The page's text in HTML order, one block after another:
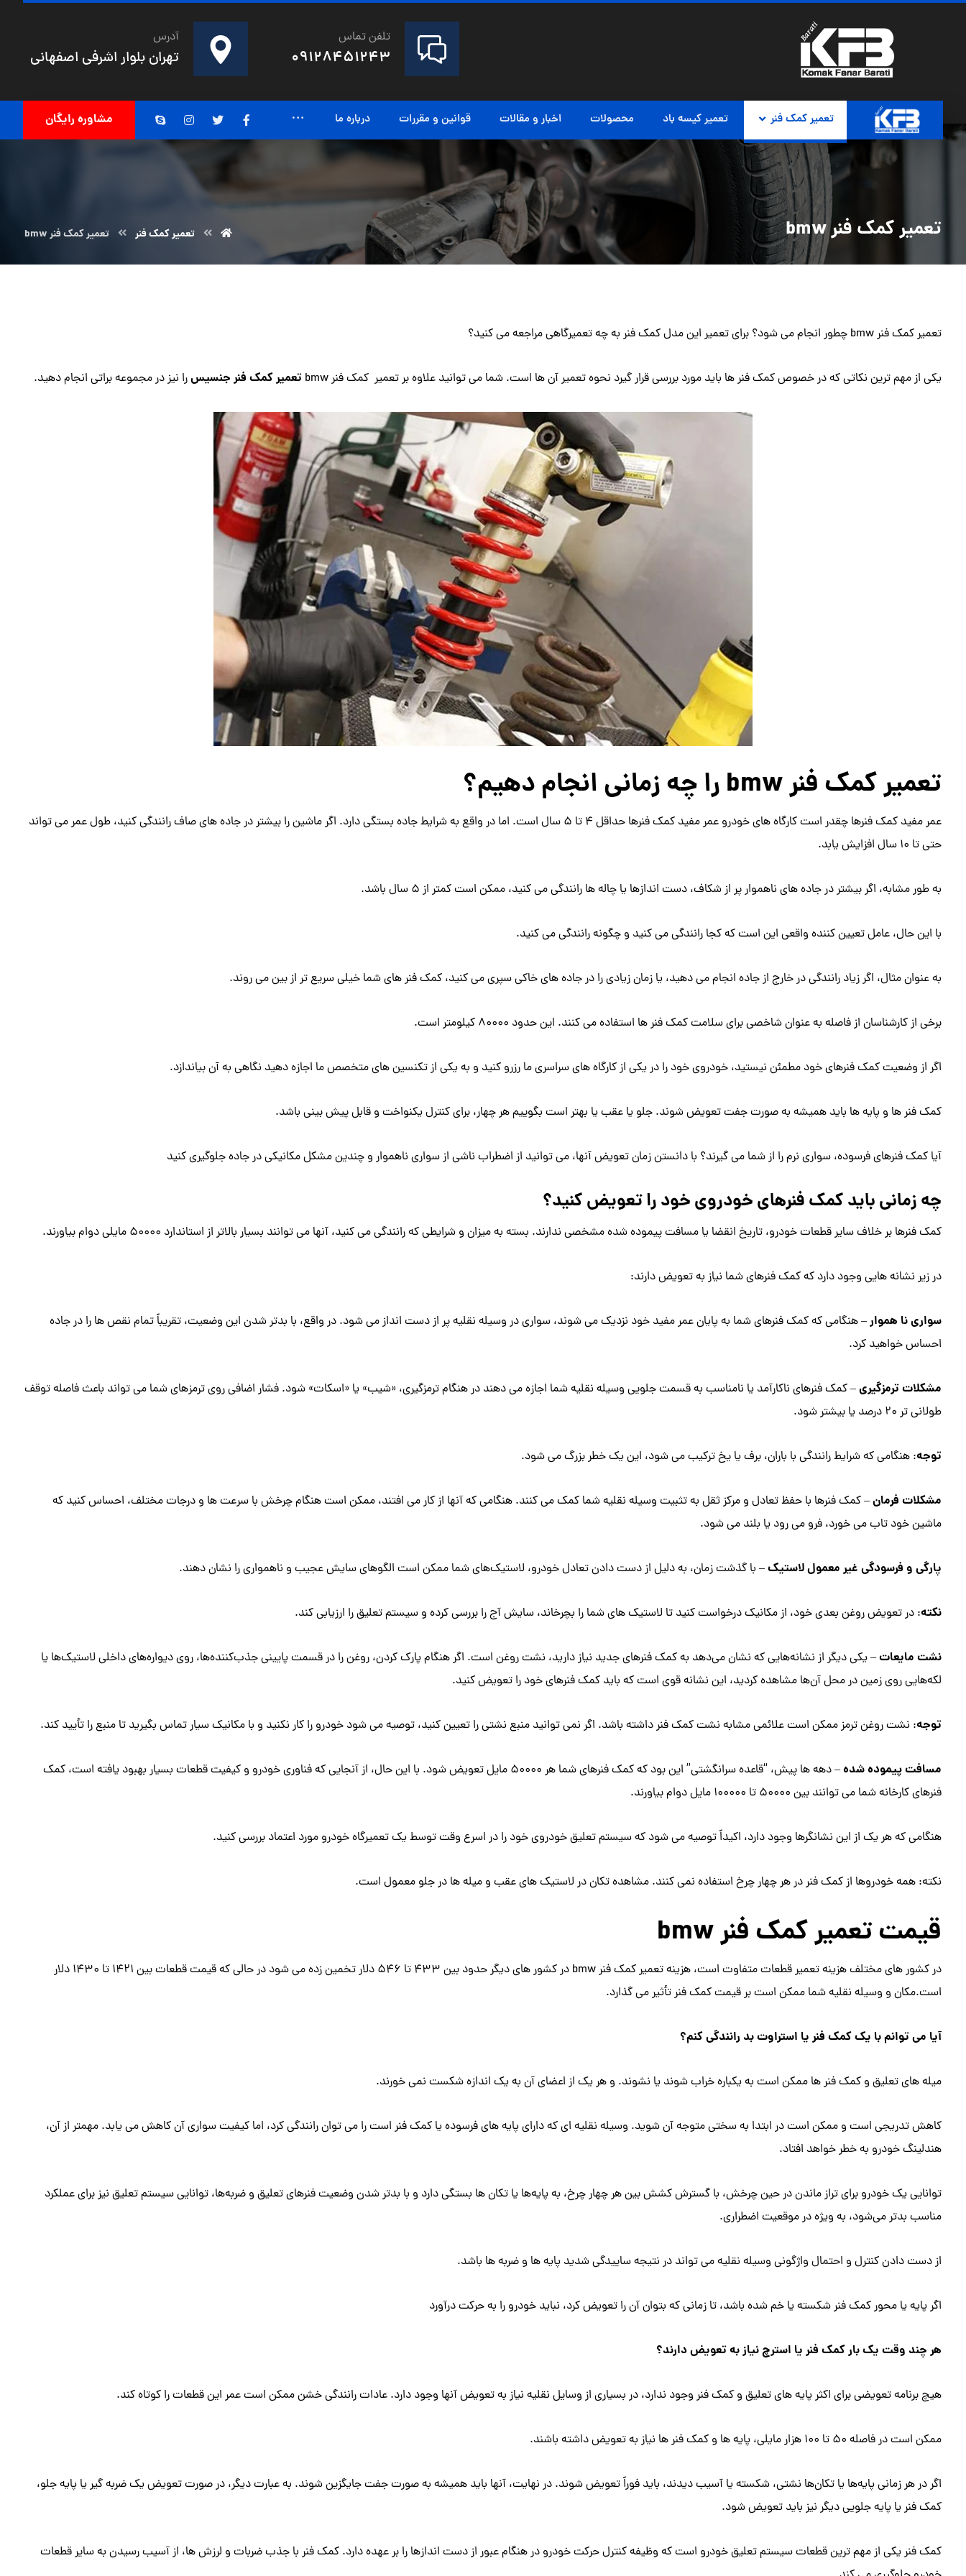
آدرس
تهران بلوار اشرفی اصفهانی
تلفن تماس
09128451243
تعمیر کمک فنر تعمیر کیسه باد محصولات اخبار و مقالات قوانین و مقررات درباره ما مشاوره رایگان
تعمیر کمک فنر bmw تعمیر کمک فنر تعمیر کمک فنر bmw
تعمیر کمک فنر bmw چطور انجام می شود؟ برای تعمیر این مدل کمک فنر به چه تعمیرگاهی مراجعه می کنید؟
یکی از مهم ترین نکاتی که در خصوص کمک فنر ها باید مورد بررسی قرار گیرد نحوه تعمیر آن ها است. شما می توانید علاوه بر تعمیر کمک فنر bmw تعمیر کمک فنر جنسیسرا نیز در مجموعه براتی انجام دهید.
تعمیر کمک فنر bmw را چه زمانی انجام دهیم؟
عمر مفید کمک فنرها چقدر است کارگاه های خودرو عمر مفید کمک فنرها حداقل 4 تا 5 سال است. اما در واقع به شرایط جاده بستگی دارد. اگر ماشین را بیشتر در جاده های صاف رانندگی کنید، طول عمر می تواند
حتی تا 10 سال افزایش یابد.
به طور مشابه، اگر بیشتر در جاده های ناهموار پر از شکاف، دست اندازها یا چاله ها رانندگی می کنید، ممکن است کمتر از 5 سال باشد.
با این حال، عامل تعیین کننده واقعی این است که کجا رانندگی می کنید و چگونه رانندگی می کنید.
به عنوان مثال، اگر زیاد رانندگی در خارج از جاده انجام می دهید، یا زمان زیادی را در جاده های خاکی سپری می کنید، کمک فنر های شما خیلی سریع تر از بین می روند.
برخی از کارشناسان از فاصله به عنوان شاخصی برای سلامت کمک فنر ها استفاده می کنند. این حدود 80000 کیلومتر است.
اگر از وضعیت کمک فنرهای خود مطمئن نیستید، خودروی خود را در یکی از کارگاه های سراسری ما رزرو کنید و به یکی از تکنسین های متخصص ما اجازه دهید نگاهی به آن بیاندازد.
کمک فنر ها و پایه ها باید همیشه به صورت جفت تعویض شوند. جلو یا عقب یا بهتر است بگوییم هر چهار، برای کنترل یکنواخت و قابل پیش بینی باشد.
آیا کمک فنرهای فرسوده، سواری نرم را از شما می گیرند؟ با دانستن زمان تعویض آنها، می توانید از اضطراب ناشی از سواری ناهموار و چندین مشکل مکانیکی در جاده جلوگیری کنید
چه زمانی باید کمک فنرهای خودروی خود را تعویض کنید؟
کمک فنرها بر خلاف سایر قطعات خودرو، تاریخ انقضا یا مسافت پیموده شده مشخصی ندارند. بسته به میزان و شرایطی که رانندگی می کنید، آنها می توانند بسیار بالاتر از استاندارد 50000 مایلی دوام بیاورند.
در زیر نشانه هایی وجود دارد که کمک فنرهای شما نیاز به تعویض دارند:
سوارینا هموار– هنگامی که کمک فنرهای شما به پایان عمر مفید خود نزدیک می شوند، سواری در وسیله نقلیه پر از دست انداز می شود. در واقع، با بدتر شدن این وضعیت، تقریباً تمام نقص ها را در جاده
احساس خواهید کرد.
مشکلات ترمزگیری– کمک فنرهای ناکارآمد یا نامناسب به قسمت جلویی وسیله نقلیه شما اجازه می ‌دهند در هنگام ترمزگیری، «شیب» یا «اسکات» شود. فشار اضافی روی ترمزهای شما می تواند باعث فاصله توقف
طولانی تر 20 درصد یا بیشتر شود.
توجه: هنگامی که شرایط رانندگی با باران، برف یا یخ ترکیب می شود، این یک خطر بزرگ می شود.
مشکلات فرمان– کمک فنرها با حفظ تعادل و مرکز ثقل به تثبیت وسیله نقلیه شما کمک می کنند. هنگامی که آنها از کار می افتند، ممکن است هنگام چرخش با سرعت ها و درجات مختلف، احساس کنید که
ماشین خود تاب می خورد، فرو می رود یا بلند می شود.
پارگی و فرسودگی غیر معمول لاستیک– با گذشت زمان، به دلیل از دست دادن تعادل خودرو، لاستیک‌های شما ممکن است الگوهای سایش عجیب و ناهمواری را نشان دهند.
نکته: در تعویض روغن بعدی خود، از مکانیک درخواست کنید تا لاستیک های شما را بچرخاند، سایش آج را بررسی کرده و سیستم تعلیق را ارزیابی کند.
نشت مایعات– یکی دیگر از نشانه‌هایی که نشان می‌دهد به کمک فنرهای جدید نیاز دارید، نشت روغن است. اگر هنگام پارک کردن، روغن را در قسمت پایینی جذب‌کننده‌ها، روی دیواره‌های داخلی لاستیک‌ها یا
لکه‌هایی روی زمین در محل آن‌ها مشاهده کردید، این نشانه قوی است که باید کمک فنرهای خود را تعویض کنید.
توجه: نشت روغن ترمز ممکن است علائمی مشابه نشت کمک فنر داشته باشد. اگر نمی ‌توانید منبع نشتی را تعیین کنید، توصیه می‌ شود خودرو را کار نکنید و با مکانیک سیار تماس بگیرید تا منبع را تأیید کند.
مسافت پیموده شده
– دهه ها پیش، “قاعده سرانگشتی” این بود که کمک فنرهای شما هر 50000 مایل تعویض شود. با این حال، از آنجایی که فناوری خودرو و کیفیت قطعات بسیار بهبود یافته است، کمک
فنرهای کارخانه شما می توانند بین 50000 تا 100000 مایل دوام بیاورند.
هنگامی که هر یک از این نشانگرها وجود دارد، اکیداً توصیه می شود که سیستم تعلیق خودروی خود را در اسرع وقت توسط یک تعمیرگاه خودرو مورد اعتماد بررسی کنید.
نکته: همه خودروها از کمک فنر در هر چهار چرخ استفاده نمی کنند. مشاهده تکان در لاستیک های عقب و میله ها در جلو معمول است.
قیمت تعمیر کمک فنر bmw
در کشور های مختلف هزینه تعمیر قطعات متفاوت است، هزینه تعمیر کمک فنر bmw در کشور های دیگر حدود بین 433 تا 546 دلار تخمین زده می شود در حالی که قیمت قطعات بین 1421 تا 1430 دلار
است.مکان و وسیله نقلیه شما ممکن است بر قیمت کمک فنر تأثیر می گذارد.
آیا می توانم با یک کمک فنر یا استراوت بد رانندگی کنم؟
میله های تعلیق و کمک فنر ها ممکن است به یکباره خراب شوند یا نشوند. و هر یک از اعضای آن به یک اندازه شکست نمی خورند.
کاهش تدریجی است و ممکن است در ابتدا به سختی متوجه آن شوید. وسیله نقلیه ای که دارای پایه های فرسوده یا کمک فنر است را می توان رانندگی کرد، اما کیفیت سواری آن کاهش می یابد. مهمتر از آن،
هندلینگ خودرو به خطر خواهد افتاد.
توانایی یک خودرو برای تراز ماندن در حین چرخش، با گسترش کشش بین هر چهار چرخ، به پایه‌ها یا تکان‌ ها بستگی دارد و با بدتر شدن وضعیت فنرهای تعلیق و ضربه‌ها، توانایی سیستم تعلیق نیز برای عملکرد
مناسب بدتر می‌شود، به ویژه در موقعیت اضطراری.
از دست دادن کنترل و احتمال واژگونی وسیله نقلیه می تواند در نتیجه ساییدگی شدید پایه ها و ضربه ها باشد.
اگر پایه یا محور کمک فنر شکسته یا خم شده باشد، تا زمانی که بتوان آن را تعویض کرد، نباید خودرو را به حرکت درآورد
هر چند وقت یک ‌بار کمک فنر یا استرچ نیاز به تعویض دارند؟
هیچ برنامه تعویضی برای اکثر پایه های تعلیق و کمک فنر وجود ندارد، در بسیاری از وسایل نقلیه نیاز به تعویض آنها وجود دارد. عادات رانندگی خشن ممکن است عمر این قطعات را کوتاه کند.
ممکن است در فاصله 50 تا 100 هزار مایلی، پایه ها و کمک فنر ها نیاز به تعویض داشته باشند.
اگر در هر زمانی پایه‌ها یا تکان‌ها نشتی، شکسته یا آسیب دیدند، باید فوراً تعویض شوند. در نهایت، آنها باید همیشه به صورت جفت جایگزین شوند. به عبارت دیگر، در صورت تعویض یک ضربه گیر یا پایه جلو،
کمک فنر یا پایه جلویی دیگر نیز باید تعویض شود.
کمک فنر یکی از مهم ترین قطعات سیستم تعلیق خودرو است که وظیفه کنترل حرکت خودرو در هنگام عبور از دست اندازها را بر عهده دارد. کمک فنر با جذب ضربات و لرزش ها، از آسیب رسیدن به سایر قطعات